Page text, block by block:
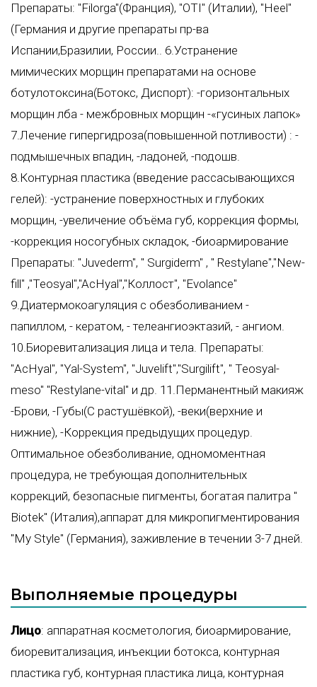
Препараты: "Filorga"(Франция), "OTI" (Италии), "Heel"
(Германия и другие препараты пр-ва
Испании,Бразилии, России.. 6.Устранение
мимических морщин препаратами на основе
ботулотоксина(Ботокс, Диспорт): -горизонтальных
морщин лба - межбровных морщин -«гусиных лапок»
7.Лечение гипергидроза(повышенной потливости) : -
подмышечных впадин, -ладоней, -подошв.
8.Контурная пластика (введение рассасывающихся
гелей): -устранение поверхностных и глубоких
морщин, -увеличение объёма губ, коррекция формы,
-коррекция носогубных складок, -биоармирование
Препараты: "Juvederm", " Surgiderm" , " Restylane","New-
fill" ,"Teosyal","AcHyal","Коллост", "Evolance"
9.Диатермокоагуляция с обезболиванием -
папиллом, - кератом, - телеангиоэктазий, - ангиом.
10.Биоревитализация лица и тела. Препараты:
"AcHyal", "Yal-System", "Juvelift","Surgilift", " Teosyal-
meso" "Restylane-vital" и др. 11.Перманентный макияж
-Брови, -Губы(С растушёвкой), -веки(верхние и
нижние), -Коррекция предыдущих процедур.
Оптимальное обезболивание, одномоментная
процедура, не требующая дополнительных
коррекций, безопасные пигменты, богатая палитра "
Biotek" (Италия),аппарат для микропигментирования
"My Style" (Германия), заживление в течении 3-7 дней.
Выполняемые процедуры
Лицо: аппаратная косметология, биоармирование,
биоревитализация, инъекции ботокса, контурная
пластика губ, контурная пластика лица, контурная